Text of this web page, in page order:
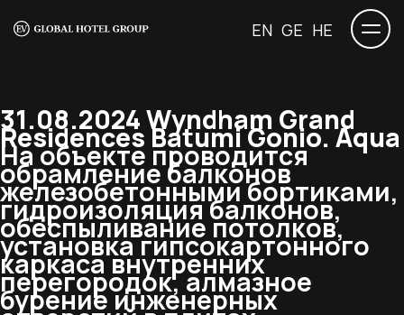
EN GE HE
31.08.2024 Wyndham Grand
Residences Batumi Gonio. Aqua
На объекте проводится
обрамление балконов
железобетонными бортиками,
гидроизоляция балконов,
обеспыливание потолков,
установка гипсокартонного
каркаса внутренних
перегородок, алмазное
бурение инженерных